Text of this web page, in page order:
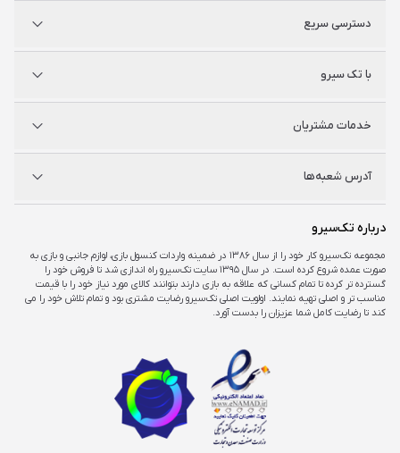
دسترسی سریع
ایکس‌باکس
شگفت سیرو
با تک سیرو
راه‌های ارتباطی
مجله خبری
خدمات مشتریان
راهنمای اکانت‌ها
شرایط و قوانین
آدرس شعبه‌ها
شعبه مرکزی
شعبه چارسو
تهران، خیابان جمهوری، تقاطع حافظ، پاساژ چارسو، طبقه منفی یک، پلاک A۴۸
شعبه اپال
درباره تک‌سیرو
مجموعه تک‌سیرو کار خود را از سال ۱۳۸۶ در ضمینه واردات کنسول بازی، لوازم جانبی و بازی به
صورت عمده شروع کرده است. در سال ۱۳۹۵ سایت تک‌سیرو راه اندازی شد تا فروش خود را
گسترده تر کرده تا تمام کسانی که علاقه به بازی دارند بتوانند کالای مورد نیاز خود را با قیمت
مناسب تر و اصلی تهیه نمایند. اولویت اصلی تک‌سیرو رضایت مشتری بود و تمام تلاش خود را می
کند تا رضایت کامل شما عزیزان را بدست آورد.